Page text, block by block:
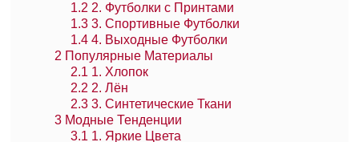
1.2 2. Футболки с Принтами
1.3 3. Спортивные Футболки
1.4 4. Выходные Футболки
2 Популярные Материалы
2.1 1. Хлопок
2.2 2. Лён
2.3 3. Синтетические Ткани
3 Модные Тенденции
3.1 1. Яркие Цвета